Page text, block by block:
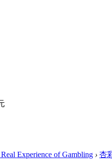
Experience of Gambling › 杏